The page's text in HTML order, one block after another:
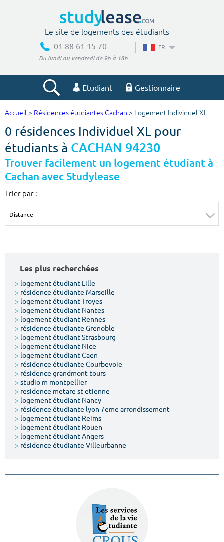
Le site de logements des étudiants
01 88 61 15 70
Du lundi au vendredi de 9h à 18h
FR
Etudiant Gestionnaire
Votre recherche
Ville, école
Type de location
Votre date d'entrée
Accueil > Résidences étudiantes Cachan > Logement Individuel XL
0 résidences Individuel XL pour
étudiants à CACHAN 94230
Trouver facilement un logement étudiant à
Cachan avec Studylease
Trier par :
Les plus recherchées
> logement étudiant Lille
> résidence étudiante Marseille
> logement étudiant Troyes
> logement étudiant Nantes
> logement étudiant Rennes
> résidence étudiante Grenoble
> logement étudiant Strasbourg
> logement étudiant Nice
> logement étudiant Caen
> résidence étudiante Courbevoie
> résidence grandmont tours
> studio m montpellier
> residence metare st etienne
> logement étudiant Nancy
> résidence étudiante lyon 7eme arrondissement
> logement étudiant Reims
> logement étudiant Rouen
> logement étudiant Angers
> résidence étudiante Villeurbanne